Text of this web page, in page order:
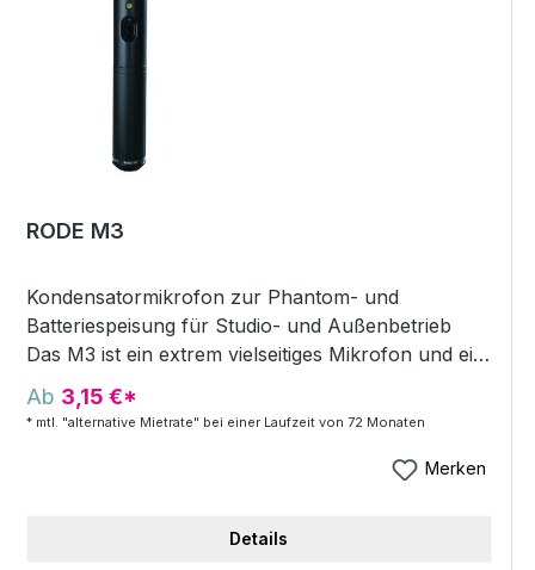
individuelle Sounddesigns Sehr schnelle
Ansprache liefert präzisen Attack und vollen
Körper Kinderleichte Handhabung und flexible
dynamisch, Niere, 3/8"-Stativgewinde, 3polig XLR-
RODE M3
Kondensatormikrofon zur Phantom- und
Batteriespeisung für Studio- und Außenbetrieb
Das M3 ist ein extrem vielseitiges Mikrofon und ein
echtes Arbeitspferd: einsetzbar im Studio, für
Außenaufnahmen und überall dort, wo ein
weitem Übertragungsbereich benötigt wird. Das
robustes Metallgehäuse, geringes Eigenrauschen,
Ab 3,15 €*
* mtl. "alternative Mietrate" bei einer Laufzeit von 72 Monaten
Merken
Details